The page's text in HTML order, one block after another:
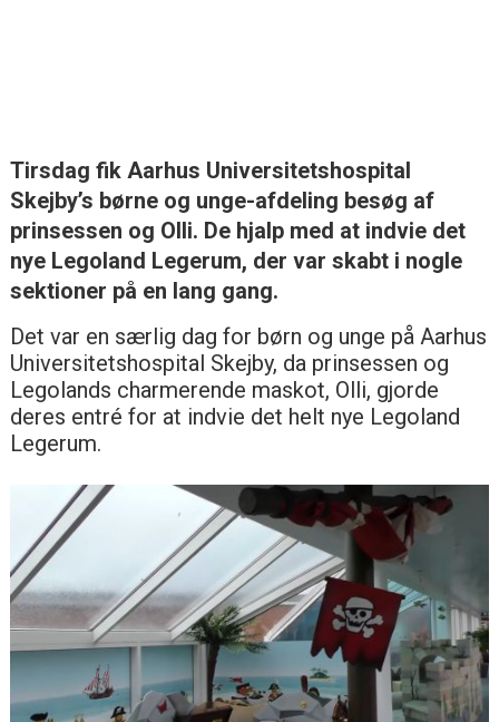
Tirsdag fik Aarhus Universitetshospital
Skejby’s børne og unge-afdeling besøg af
prinsessen og Olli. De hjalp med at indvie det
nye Legoland Legerum, der var skabt i nogle
sektioner på en lang gang.
Det var en særlig dag for børn og unge på Aarhus
Universitetshospital Skejby, da prinsessen og
Legolands charmerende maskot, Olli, gjorde
deres entré for at indvie det helt nye Legoland
Legerum.